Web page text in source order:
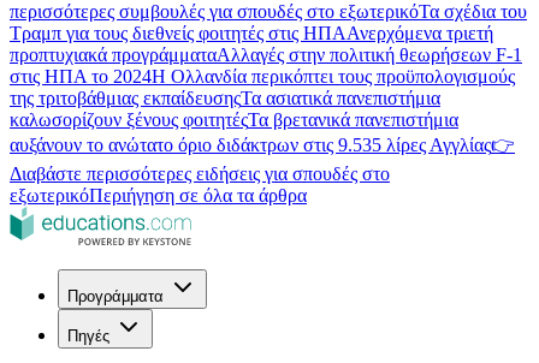
περισσότερες συμβουλές για σπουδές στο εξωτερικόΤα σχέδια του
Τραμπ για τους διεθνείς φοιτητές στις ΗΠΑΑνερχόμενα τριετή
προπτυχιακά προγράμματαΑλλαγές στην πολιτική θεωρήσεων F-1
στις ΗΠΑ το 2024Η Ολλανδία περικόπτει τους προϋπολογισμούς
της τριτοβάθμιας εκπαίδευσηςΤα ασιατικά πανεπιστήμια
καλωσορίζουν ξένους φοιτητέςΤα βρετανικά πανεπιστήμια
αυξάνουν το ανώτατο όριο διδάκτρων στις 9.535 λίρες Αγγλίας👉
Διαβάστε περισσότερες ειδήσεις για σπουδές στο
εξωτερικόΠεριήγηση σε όλα τα άρθρα
Προγράμματα
Πηγές